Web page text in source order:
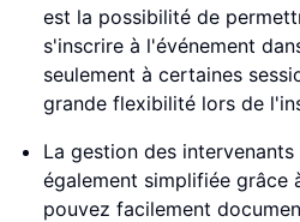
est la possibilité de
s'inscrire à l'événement
seulement à certaines
grande flexibilité lors de
La gestion des
également simplifiée grâce
pouvez facilement